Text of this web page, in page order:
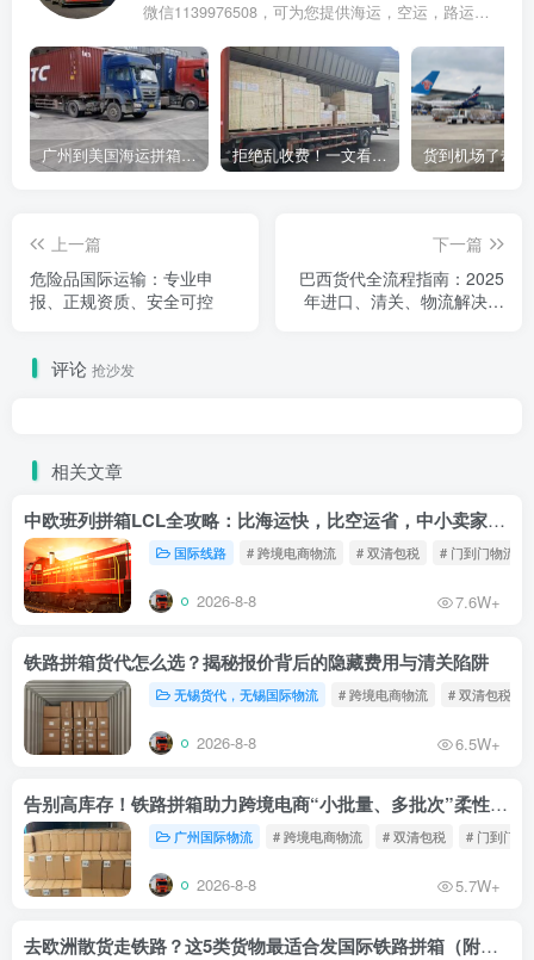
微信1139976508，可为您提供海运，空运，路运，铁路运输
广州到美国海运拼箱多少钱？2024年最新运费构成+隐藏费用避坑指南 拒绝乱收费！一文看懂中国货代计费套路，教你避开所有隐形坑
上一篇
危险品国际运输：专业申
报、正规资质、安全可控
下一篇
巴西货代全流程指南：2025
年进口、清关、物流解决方
评论 抢沙发
相关文章
中欧班列拼箱LCL全攻略：比海运快，比空运省，中小卖家的物流新宠！
国际线路 # 跨境电商物流 # 双清包税 # 门到门物流
2026-8-8 7.6W+
铁路拼箱货代怎么选？揭秘报价背后的隐藏费用与清关陷阱
无锡货代，无锡国际物流 # 跨境电商物流 # 双清包税
2026-8-8 6.5W+
告别高库存！铁路拼箱助力跨境电商“小批量、多批次”柔性补货
广州国际物流 # 跨境电商物流 # 双清包税 # 门到门物
2026-8-8 5.7W+
去欧洲散货走铁路？这5类货物最适合发国际铁路拼箱（附禁运清单）